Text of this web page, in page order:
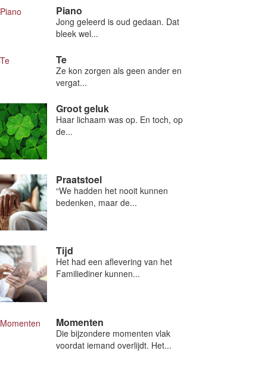
Piano
Jong geleerd is oud gedaan. Dat
bleek wel...
Te
Ze kon zorgen als geen ander en
vergat...
Groot geluk
Haar lichaam was op. En toch, op
de...
Praatstoel
“We hadden het nooit kunnen
bedenken, maar de...
Tijd
Het had een aflevering van het
Familiediner kunnen...
Momenten
Die bijzondere momenten vlak
voordat iemand overlijdt. Het...